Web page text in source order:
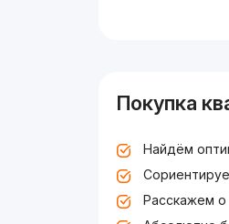
Покупка
Найдём
Расскажем о